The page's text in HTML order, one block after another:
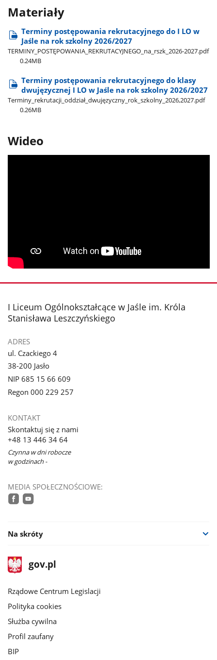
Materiały
Terminy postępowania rekrutacyjnego do I LO w
Jaśle na rok szkolny 2026/2027
TERMINY​_POSTĘPOWANIA​_REKRUTACYJNEGO​_na​_rszk​_2026-2027.pdf
0.24MB
Terminy postępowania rekrutacyjnego do klasy
dwujęzycznej I LO w Jaśle na rok szkolny 2026/2027
Terminy​_rekrutacji​_oddział​_dwujęzyczny​_rok​_szkolny​_2026,2027.pdf
0.26MB
Wideo
stopka
I Liceum Ogólnokształcące w Jaśle im. Króla
Stanisława Leszczyńskiego
ADRES
ul. Czackiego 4
38-200 Jasło
NIP 685 15 66 609
Regon 000 229 257
KONTAKT
Skontaktuj się z nami
+48 13 446 34 64
Czynna w dni robocze
w godzinach -
MEDIA SPOŁECZNOŚCIOWE:
Na skróty
stopka
gov.plStrona
gov.pl
Rządowe Centrum Legislacji
Polityka cookies
Służba cywilna
Profil zaufany
BIP